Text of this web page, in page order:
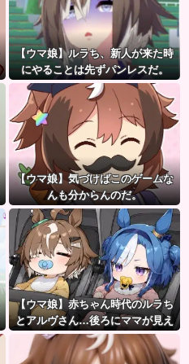
【ウマ娘】ルラち、新人が来た時
にやることは先ずパンレスだ。
【ウマ娘】気づけばこのゲームな
んも分からんのだ。
【ウマ娘】赤ちゃん時代のルラち
とアルヴさん…後ろにママが見え
るな？